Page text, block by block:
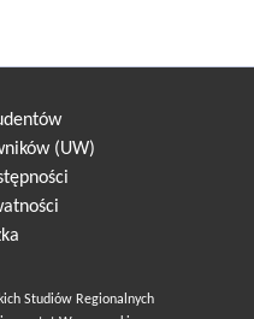
(UW)
Studiów Regionalnych